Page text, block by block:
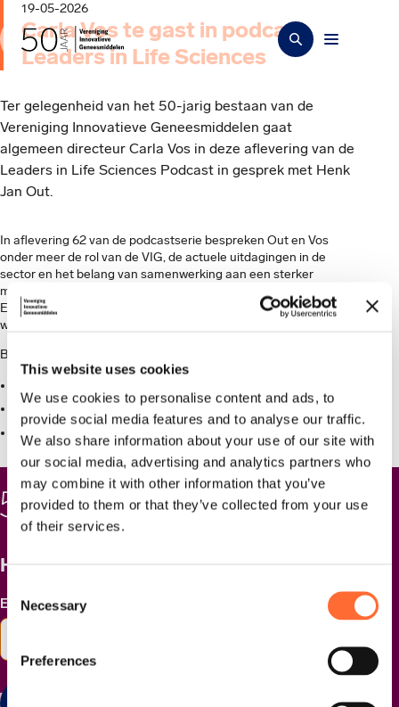
This website uses cookies
We use cookies to personalise content and ads, to
provide social media features and to analyse our traffic.
We also share information about your use of our site with
our social media, advertising and analytics partners who
may combine it with other information that you’ve
provided to them or that they’ve collected from your use
of their services.
Selection
Necessary
Preferences
19-05-2026
Carla Vos te gast in podcast
Leaders in Life Sciences
Ter gelegenheid van het 50-jarig bestaan van de
Vereniging Innovatieve Geneesmiddelen gaat
algemeen directeur Carla Vos in deze aflevering van de
Leaders in Life Sciences Podcast in gesprek met Henk
Jan Out.
In aflevering 62 van de podcastserie bespreken Out en Vos
onder meer de rol van de VIG, de actuele uitdagingen in de
sector en het belang van samenwerking aan een sterker
maatschappelijk vertrouwen in innovatieve geneesmiddelen.
Een open en persoonlijk gesprek over waar de sector staat en
waar we naartoe willen.
Beluister de aflevering op één van de volgende platformen:
Apple Podcasts
Het laatste nieuws ontvangen?
E-mailadres*